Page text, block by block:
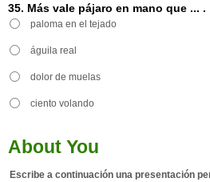
35. Más vale pájaro en mano que ... .
paloma en el tejado
águila real
dolor de muelas
ciento volando
About You
Escribe a continuación una presentación